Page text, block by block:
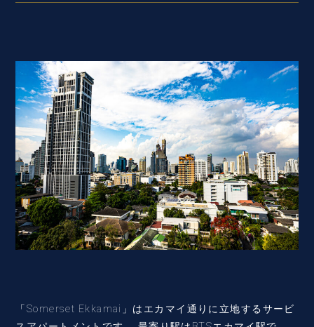
「Somerset Ekkamai」はエカマイ通りに立地するサービ